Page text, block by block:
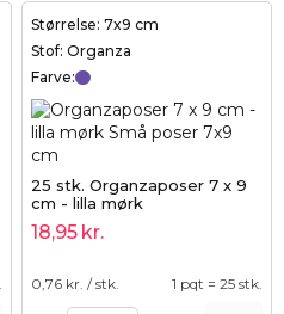
Størrelse: 7x9 cm
Stof: Organza
Farve:
25 stk. Organzaposer 7 x 9
cm - lilla mørk
18,95 kr.
0,76 kr. / stk. 1 pqt = 25 stk.